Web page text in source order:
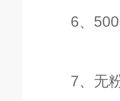
6、
7、无粉